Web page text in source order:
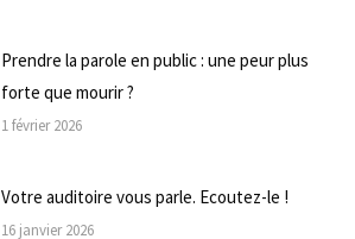
Prendre la parole en public : une peur plus
forte que mourir ?
1 février 2026
Votre auditoire vous parle. Ecoutez-le !
16 janvier 2026